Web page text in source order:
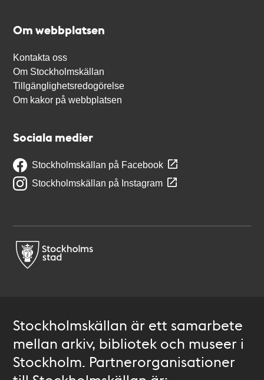
Om webbplatsen
Kontakta oss
Om Stockholmskällan
Tillgänglighetsredogörelse
Om kakor på webbplatsen
Sociala medier
Stockholmskällan på Facebook
Stockholmskällan på Instagram
Stockholmskällan är ett samarbete
mellan arkiv, bibliotek och museer i
Stockholm. Partnerorganisationer